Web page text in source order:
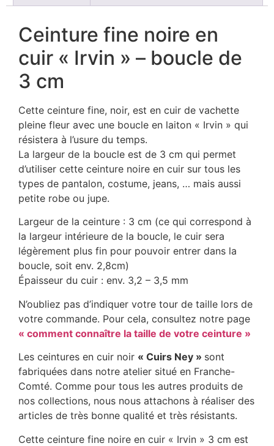
Ceinture fine noire en
cuir « Irvin » – boucle de
3 cm
Cette ceinture fine, noir, est en cuir de vachette
pleine fleur avec une boucle en laiton « Irvin » qui
résistera à l’usure du temps.
La largeur de la boucle est de 3 cm qui permet
d’utiliser cette ceinture noire en cuir sur tous les
types de pantalon, costume, jeans, … mais aussi
petite robe ou jupe.
Largeur de la ceinture : 3 cm (ce qui correspond à
la largeur intérieure de la boucle, le cuir sera
légèrement plus fin pour pouvoir entrer dans la
boucle, soit env. 2,8cm)
Épaisseur du cuir : env. 3,2 – 3,5 mm
N’oubliez pas d’indiquer votre tour de taille lors de
votre commande. Pour cela, consultez notre page
« comment connaître la taille de votre ceinture »
Les ceintures en cuir noir « Cuirs Ney » sont
fabriquées dans notre atelier situé en Franche-
Comté. Comme pour tous les autres produits de
nos collections, nous nous attachons à réaliser des
articles de très bonne qualité et très résistants.
Cette ceinture fine noire en cuir « Irvin » 3 cm est